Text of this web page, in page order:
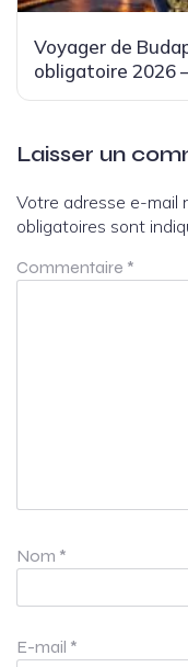
Voyager de
obligatoire 2026
Laisser un
Votre adresse e-mail
obligatoires sont
Commentaire *
Nom *
E-mail *